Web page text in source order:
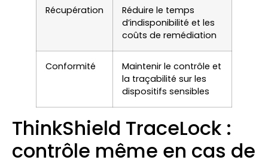
Récupération
Réduire le temps
d’indisponibilité et les
coûts de remédiation
Conformité
Maintenir le contrôle et
la traçabilité sur les
dispositifs sensibles
ThinkShield TraceLock :
contrôle même en cas de